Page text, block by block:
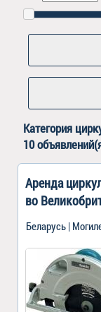
Категория
10
Аренда
во
Беларусь |